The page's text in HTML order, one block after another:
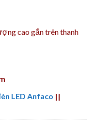
cao gắn trên thanh
LED Anfaco ||